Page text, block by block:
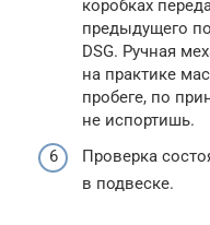
коробках
предыдущего
DSG. Ручная
на практике
пробеге, по
не испортишь.
Проверка
в подвеске.